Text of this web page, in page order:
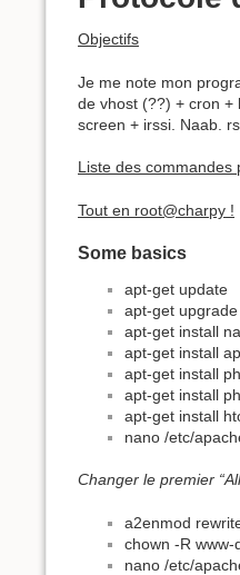
Objectifs
Je me note mon
de vhost (??) + cron +
screen + irssi. Naab.
Liste des commandes
Tout en root@charpy !
Some basics
apt-get update
apt-get upgrade
apt-get install
apt-get install
apt-get install
apt-get install
apt-get install
nano /etc/
Changer le premier
a2enmod
chown -R www-
nano /etc/